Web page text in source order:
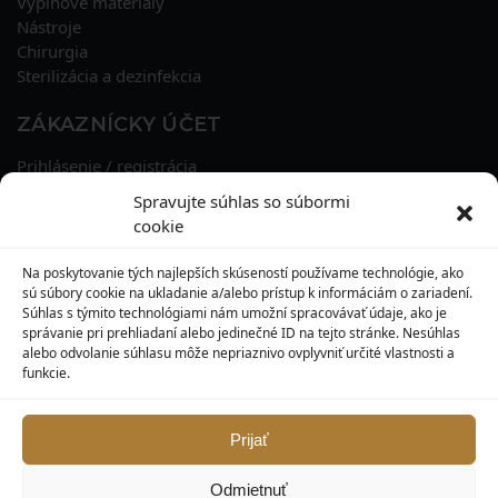
Spravujte súhlas so súbormi
cookie
Na poskytovanie tých najlepších skúseností používame technológie, ako
sú súbory cookie na ukladanie a/alebo prístup k informáciám o zariadení.
Súhlas s týmito technológiami nám umožní spracovávať údaje, ako je
správanie pri prehliadaní alebo jedinečné ID na tejto stránke. Nesúhlas
alebo odvolanie súhlasu môže nepriaznivo ovplyvniť určité vlastnosti a
funkcie.
Prijať
Odmietnuť
Nástroje
Chirurgia
Sterilizácia a dezinfekcia
ZÁKAZNÍCKY ÚČET
Prihlásenie / registrácia
História objednávok
Zľavové kupóny
KONTAKT
MAXILO DENTAL, s. r. o.
917 05 Trnava